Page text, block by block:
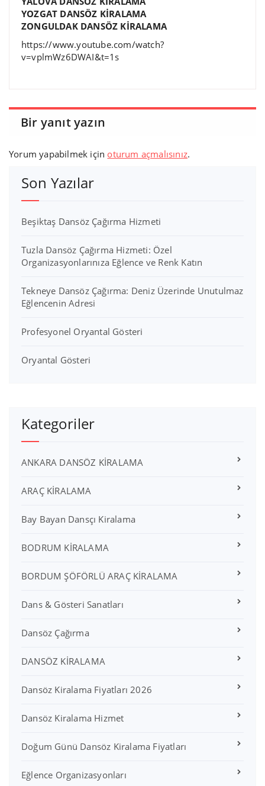
YOZGAT DANSÖZ KİRALAMA
ZONGULDAK DANSÖZ KİRALAMA
https://www.youtube.com/watch?
v=vplmWz6DWAI&t=1s
Bir yanıt yazın
Yorum yapabilmek için oturum açmalısınız.
Son Yazılar
Beşiktaş Dansöz Çağırma Hizmeti
Tuzla Dansöz Çağırma Hizmeti: Özel
Organizasyonlarınıza Eğlence ve Renk Katın
Tekneye Dansöz Çağırma: Deniz Üzerinde Unutulmaz
Eğlencenin Adresi
Profesyonel Oryantal Gösteri
Oryantal Gösteri
Kategoriler
ANKARA DANSÖZ KİRALAMA
ARAÇ KİRALAMA
Bay Bayan Dansçı Kiralama
BODRUM KİRALAMA
BORDUM ŞÖFÖRLÜ ARAÇ KİRALAMA
Dans & Gösteri Sanatları
Dansöz Çağırma
DANSÖZ KİRALAMA
Dansöz Kiralama Fiyatları 2026
Dansöz Kiralama Hizmet
Doğum Günü Dansöz Kiralama Fiyatları
Eğlence Organizasyonları